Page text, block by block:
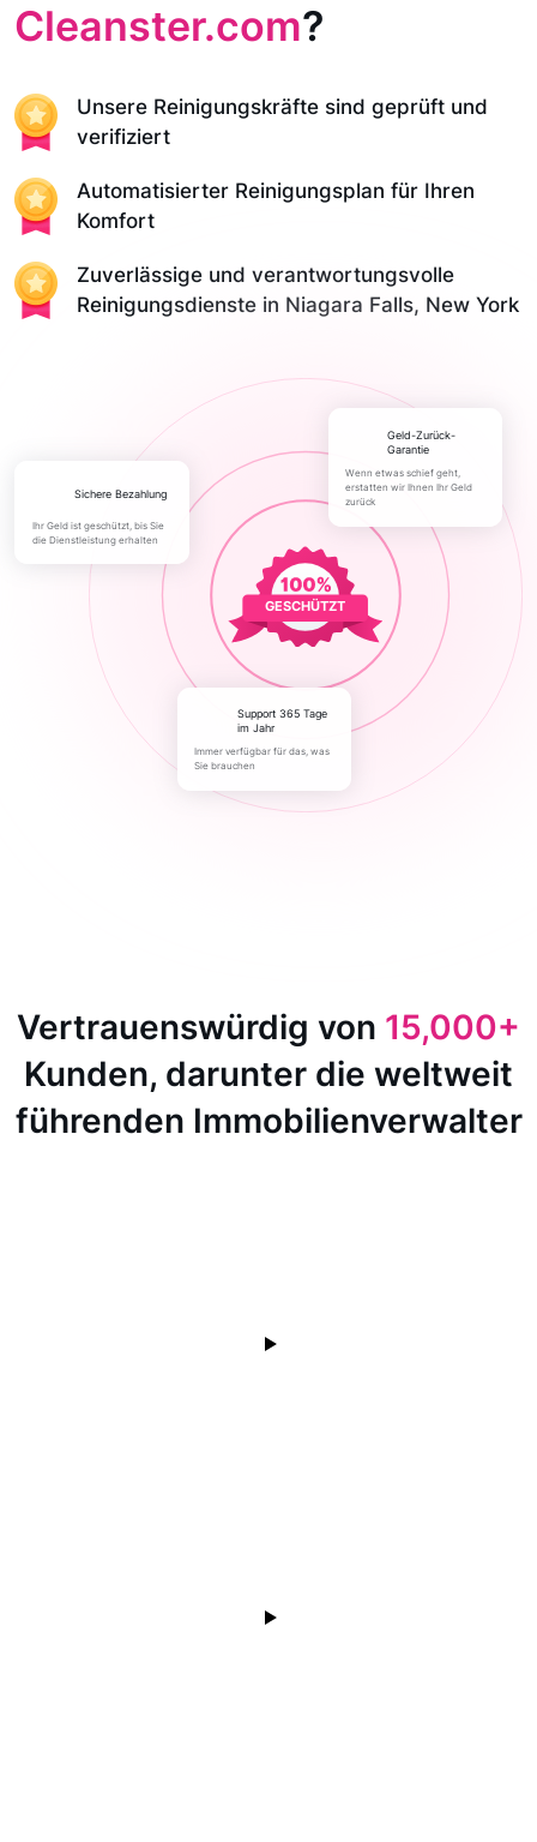
Cleanster.com?
Unsere Reinigungskräfte sind geprüft und
verifiziert
Automatisierter Reinigungsplan für Ihren
Komfort
Zuverlässige und verantwortungsvolle
Reinigungsdienste in Niagara Falls, New York
GESCHÜTZT
Sichere Bezahlung
Ihr Geld ist geschützt, bis Sie
die Dienstleistung erhalten
Geld-Zurück-
Garantie
Wenn etwas schief geht,
erstatten wir Ihnen Ihr Geld
zurück
Support 365 Tage
im Jahr
Immer verfügbar für das, was
Sie brauchen
Vertrauenswürdig von 15,000+
Kunden, darunter die weltweit
führenden Immobilienverwalter